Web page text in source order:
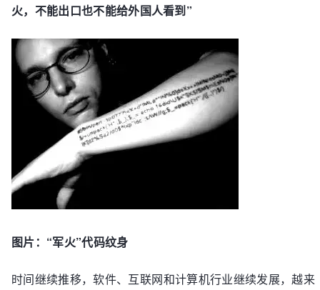
火，不能出口也不能给外国人看到”
图片：“军火”代码纹身
时间继续推移，软件、互联网和计算机行业继续发展，越来